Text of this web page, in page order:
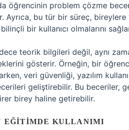
öğrencinin problem çözme
Ayrıca, bu tür bir süreç,
bir kullanıcı olmalarını
teorik bilgileri değil, aynı
gösterir. Örneğin, bir
veri güvenliği, yazılım
geliştirebilir. Bu beceriler,
birey haline getirebilir.
EĞITIMDE KULLANIMI